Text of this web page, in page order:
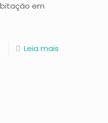
em
Leia mais